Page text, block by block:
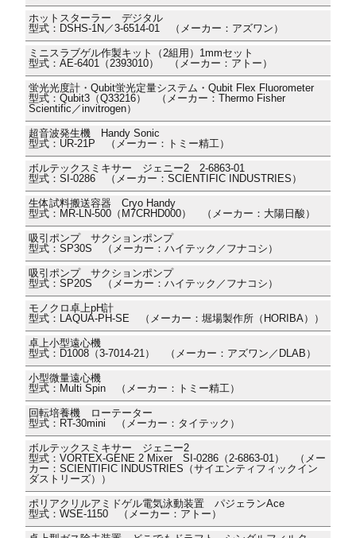
ホットスターラー デジタル
型式：DSHS-1N／3-6514-01 （メーカー：アズワン）
ミニスラブゲル作製キット（2組用）1mmセット
型式：AE-6401（2393010） （メーカー：アトー）
蛍光光度計・Qubit蛍光定量システム・Qubit Flex Fluorometer
型式：Qubit3（Q33216） （メーカー：Thermo Fisher
Scientific／invitrogen）
超音波発生機 Handy Sonic
型式：UR-21P （メーカー：トミー精工）
ボルテックスミキサー ジェニー2 2-6863-01
型式：SI-0286 （メーカー：SCIENTIFIC INDUSTRIES）
生体試料搬送容器 Cryo Handy
型式：MR-LN-500（M7CRHD000） （メーカー：大陽日酸）
吸引ポンプ サクションポンプ
型式：SP30S （メーカー：ハイテック／フナコシ）
吸引ポンプ サクションポンプ
型式：SP20S （メーカー：ハイテック／フナコシ）
モノクロ卓上pH計
型式：LAQUA-PH-SE （メーカー：堀場製作所（HORIBA））
卓上小型遠心機
型式：D1008（3-7014-21） （メーカー：アズワン／DLAB）
小型微量遠心機
型式：Multi Spin （メーカー：トミー精工）
回転培養機 ローテーター
型式：RT-30mini （メーカー：タイテック）
ボルテックスミキサー ジェニー2
型式：VORTEX-GENE 2 Mixer SI-0286（2-6863-01） （メー
カー：SCIENTIFIC INDUSTRIES（サイエンティフィックイン
ダストリーズ））
ポリアクリルアミドゲル電気泳動装置 パジェランAce
型式：WSE-1150 （メーカー：アトー）